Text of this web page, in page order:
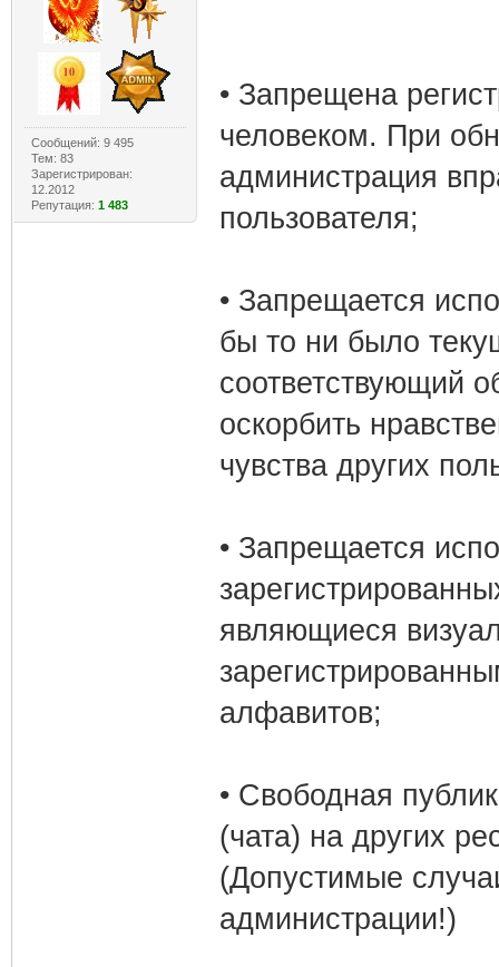
Сообщений: 9 495
Тем: 83
Зарегистрирован:
12.2012
Репутация: 1 483
• Запрещена
человеком. При
администрация
пользователя;
• Запрещается
бы то ни было
соответствующий
оскорбить
чувства других
• Запрещается
являющиеся
алфавитов;
• Свободная
(чата) на других
(Допустимые
администрации!)